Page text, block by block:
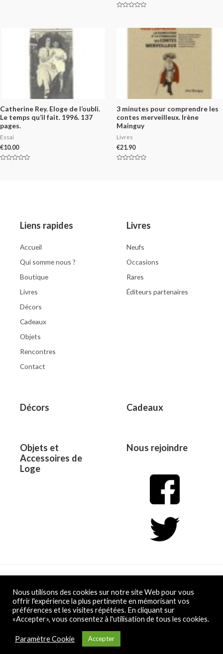
Catherine Rey. Eloge de l’oubli.
Le temps qu’il fait. 1996. 137
pages.
Essai
€10.00
3 minutes pour comprendre les
contes merveilleux. Irène
Mainguy
Livres
€21.90
Liens rapides
Accueil
Qui somme nous ?
Boutique
Livres
Décors
Cadeaux
Objets
Rencontres
Contact
Livres
Neufs
Occasions
Rares
Éditeurs partenaires
Décors Cadeaux
Objets et
Accessoires de
Loge
Nous rejoindre
Copyright © 2026 L&D
Powered by L&D
Conditions Générales de Vente
Nous utilisons des cookies sur notre site Web pour vous
offrir l'expérience la plus pertinente en mémorisant vos
préférences et les visites répétées. En cliquant sur
«Accepter», vous consentez à l'utilisation de tous les cookies.
Paramètre Cookie Accepter